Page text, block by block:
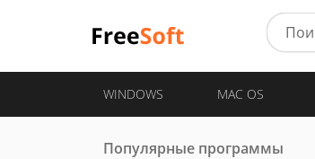
WINDOWS MAC OS
Популярные программы